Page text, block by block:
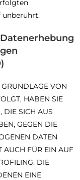
unberührt.
VON
HABEN SIE
DIE SICH AUS
GEGEN DIE
DATEN
AUCH FÜR EIN AUF
DIE
EINE